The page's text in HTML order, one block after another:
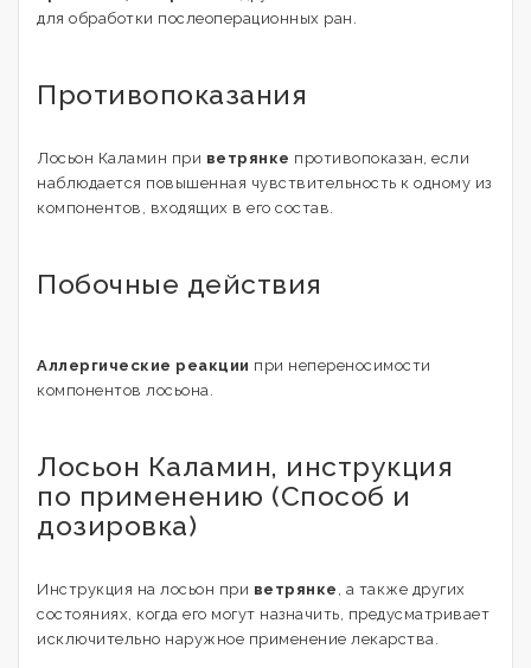
для обработки послеоперационных ран.
Противопоказания
Лосьон Каламин при ветрянке противопоказан, если
наблюдается повышенная чувствительность к одному из
компонентов, входящих в его состав.
Побочные действия
Аллергические реакции при непереносимости
компонентов лосьона.
Лосьон Каламин, инструкция
по применению (Способ и
дозировка)
Инструкция на лосьон при ветрянке , а также других
состояниях, когда его могут назначить, предусматривает
исключительно наружное применение лекарства.